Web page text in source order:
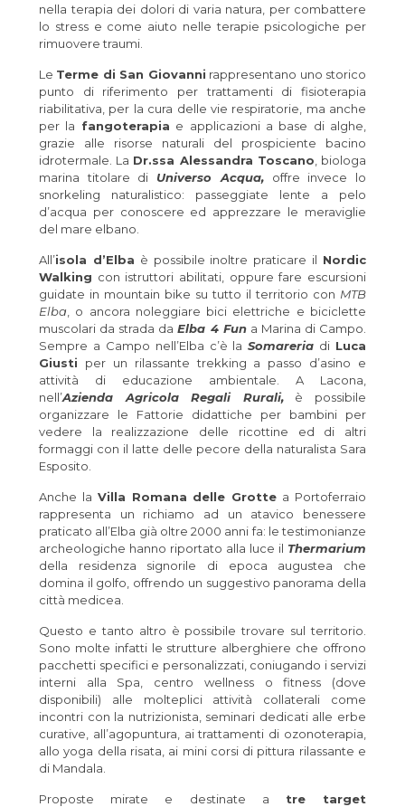
nella terapia dei dolori di varia natura, per combattere
lo stress e come aiuto nelle terapie psicologiche per
rimuovere traumi.
Le Terme di San Giovanni rappresentano uno storico
punto di riferimento per trattamenti di fisioterapia
riabilitativa, per la cura delle vie respiratorie, ma anche
per la fangoterapia e applicazioni a base di alghe,
grazie alle risorse naturali del prospiciente bacino
idrotermale. La Dr.ssa Alessandra Toscano , biologa
marina titolare di Universo Acqua,offre invece lo
snorkeling naturalistico: passeggiate lente a pelo
d’acqua per conoscere ed apprezzare le meraviglie
del mare elbano.
All’isola d’Elba è possibile inoltre praticare il Nordic
Walking con istruttori abilitati, oppure fare escursioni
guidate in mountain bike su tutto il territorio con MTB
Elba , o ancora noleggiare bici elettriche e biciclette
muscolari da strada daElba 4 Funa Marina di Campo.
Sempre a Campo nell’Elba c’è laSomareria di Luca
Giusti per un rilassante trekking a passo d’asino e
attività di educazione ambientale. A Lacona,
nell’Azienda Agricola Regali Rurali,è possibile
organizzare le Fattorie didattiche per bambini per
vedere la realizzazione delle ricottine ed di altri
formaggi con il latte delle pecore della naturalista Sara
Esposito.
Anche la Villa Romana delle Grotte a Portoferraio
rappresenta un richiamo ad un atavico benessere
praticato all’Elba già oltre 2000 anni fa: le testimonianze
archeologiche hanno riportato alla luce il Thermarium
della residenza signorile di epoca augustea che
domina il golfo, offrendo un suggestivo panorama della
città medicea.
Questo e tanto altro è possibile trovare sul territorio.
Sono molte infatti le strutture alberghiere che offrono
pacchetti specifici e personalizzati, coniugando i servizi
interni alla Spa, centro wellness o fitness (dove
disponibili) alle molteplici attività collaterali come
incontri con la nutrizionista, seminari dedicati alle erbe
curative, all’agopuntura, ai trattamenti di ozonoterapia,
allo yoga della risata, ai mini corsi di pittura rilassante e
di Mandala.
Proposte mirate e destinate a tre target